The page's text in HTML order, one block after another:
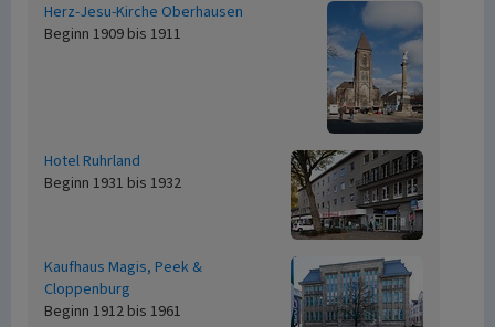
Herz-Jesu-Kirche Oberhausen
Beginn 1909 bis 1911
Hotel Ruhrland
Beginn 1931 bis 1932
Kaufhaus Magis, Peek &
Cloppenburg
Beginn 1912 bis 1961